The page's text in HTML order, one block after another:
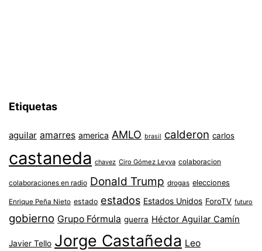
Etiquetas
aguilar amarres america AMLO brasil calderon carlos
castaneda chavez Ciro Gómez Leyva colaboracion
colaboraciones en radio Donald Trump drogas elecciones
Enrique Peña Nieto estado estados Estados Unidos ForoTV futuro
gobierno Grupo Fórmula guerra Héctor Aguilar Camín
Javier Tello Jorge Castañeda Leo